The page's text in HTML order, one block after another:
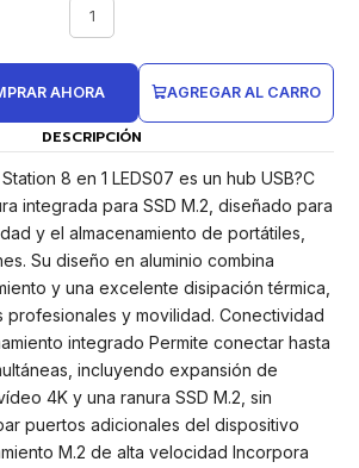
1
AGREGAR AL CARRO
AHORA
DESCRIPCIÓN
8 en 1 LEDS07 es un hub USB?C
integrada para SSD M.2, diseñado para
y el almacenamiento de portátiles,
Su diseño en aluminio combina
y una excelente disipación térmica,
profesionales y movilidad. Conectividad
integrado Permite conectar hasta
incluyendo expansión de
4K y una ranura SSD M.2, sin
puertos adicionales del dispositivo
M.2 de alta velocidad Incorpora